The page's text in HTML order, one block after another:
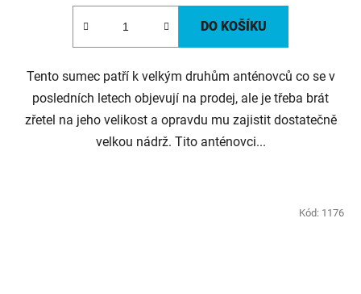
DO KOŠÍKU
Tento sumec patří k velkým druhům anténovců co se v
posledních letech objevují na prodej, ale je třeba brát
zřetel na jeho velikost a opravdu mu zajistit dostatečně
velkou nádrž. Tito anténovci...
Kód: 1176